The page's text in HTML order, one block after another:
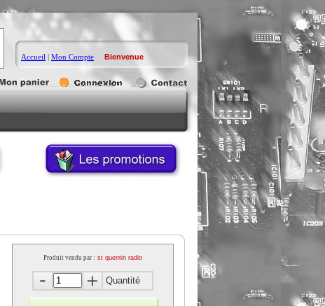
Accueil | Mon Compte Bienvenue
Produit vendu par : st quentin radio
Quantité